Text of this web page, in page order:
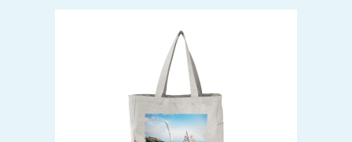
Produktgalerie überspringen